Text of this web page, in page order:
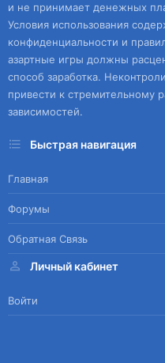
и не принимает денежных
Условия использования
конфиденциальности и
азартные игры должны
способ заработка.
привести к стремительному
зависимостей.
Быстрая навигация
Главная
Форумы
Обратная Связь
Личный кабинет
Войти